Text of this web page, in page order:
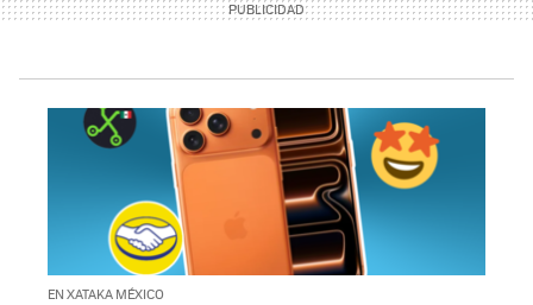
EN XATAKA MÉXICO